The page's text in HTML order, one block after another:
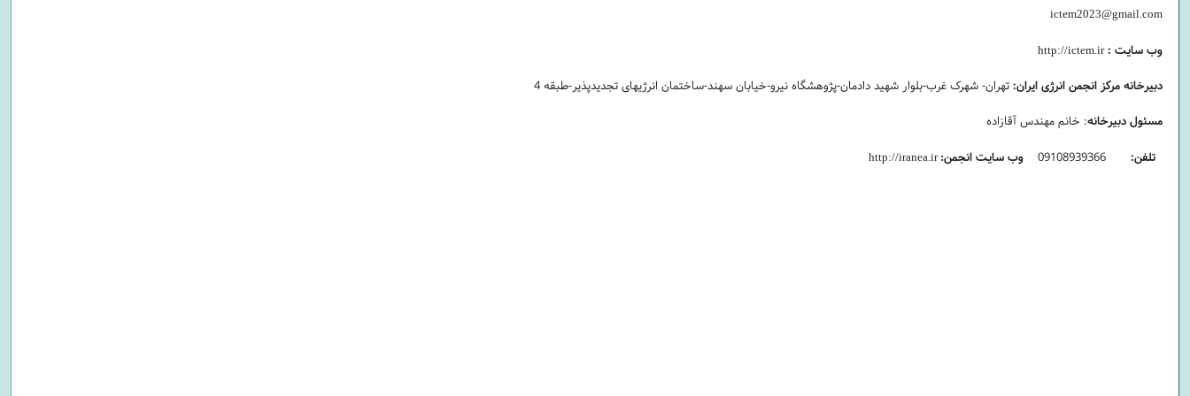
ictem2023@gmail.com
وب سایت :http://ictem.ir
دبیرخانه مرکز انجمن انرژی ایران:تهران- شهرک غرب-بلوار شهید دادمان-پژوهشگاه نیرو-خیابان سهند-ساختمان انرژیهای تجدیدپذیر-طبقه 4
مسئول دبیرخانه: خانم مهندس آقازاده
تلفن:
وب سایت انجمن:
http://iranea.ir